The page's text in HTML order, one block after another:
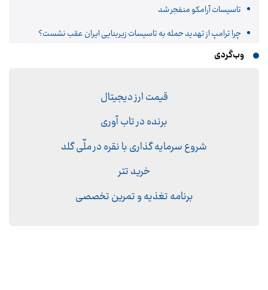
تاسیسات آرامکو منفجر شد
چرا ترامپ از تهدید حمله به تاسیسات زیربنایی ایران عقب نشست؟
وب‌گردی
قیمت ارز دیجیتال
برنده در تاب آوری
شروع سرمایه گذاری با نقره در ملّی گلد
خرید تتر
برنامه تغذیه و تمرین تخصصی